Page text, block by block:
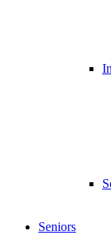
Seniors